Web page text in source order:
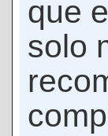
que
solo